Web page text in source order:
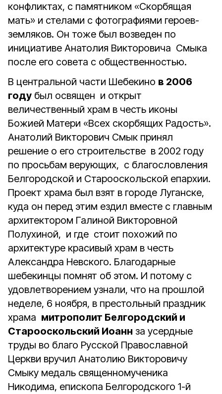
конфликтах, с памятником «Скорбящая
мать» и стелами с фотографиями героев-
земляков. Он тоже был возведен по
инициативе Анатолия Викторовича Смыка
после его совета с общественностью.
В центральной части Шебекино в 2006
году был освящен и открыт
величественный храм в честь иконы
Божией Матери «Всех скорбящих Радость».
Анатолий Викторович Смык принял
решение о его строительстве в 2002 году
по просьбам верующих, с благословления
Белгородской и Старооскольской епархии.
Проект храма был взят в городе Луганске,
куда он перед этим ездил вместе с главным
архитектором Галиной Викторовной
Полухиной, и где стоит похожий по
архитектуре красивый храм в честь
Александра Невского. Благодарные
шебекинцы помнят об этом. И потому с
удовлетворением узнали, что на прошлой
неделе, 6 ноября, в престольный праздник
храма митрополит Белгородский и
Старооскольский Иоанн за усердные
труды во благо Русской Православной
Церкви вручил Анатолию Викторовичу
Смыку медаль священномученика
Никодима, епископа Белгородского 1-й